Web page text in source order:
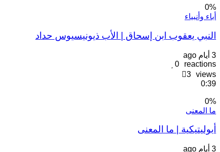
0
وأنبياء
يعقوب ابن إسحاق | الأب ذيونيسيوس حداد
0
المعنى
| ما المعنى